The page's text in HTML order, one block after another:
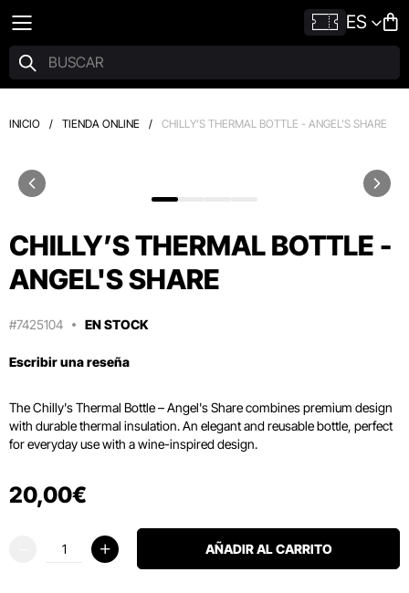
ES
INICIO / TIENDA ONLINE / CHILLY’S THERMAL BOTTLE - ANGEL'S SHARE
CHILLY’S THERMAL BOTTLE -
ANGEL'S SHARE
#7425104 EN STOCK
Escribir una reseña
The Chilly's Thermal Bottle – Angel's Share combines premium design
with durable thermal insulation. An elegant and reusable bottle, perfect
for everyday use with a wine-inspired design.
20,00€
AÑADIR AL CARRITO